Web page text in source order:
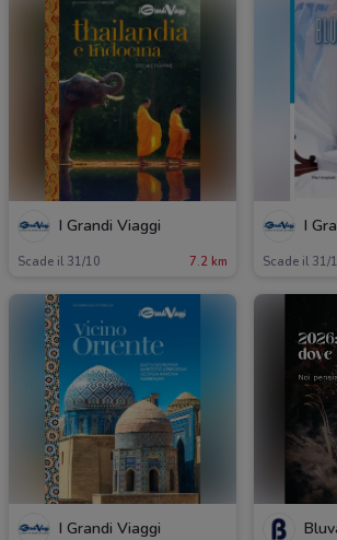
I Grandi Viaggi
Scade il 31/10 7.2 km
I
Scade il 31/
I Grandi Viaggi